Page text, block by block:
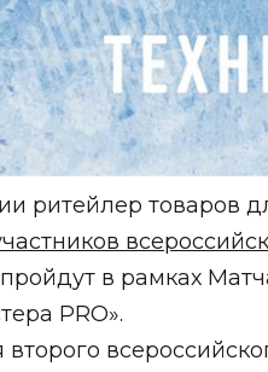
ритейлер товаров
в рамках
PRO».